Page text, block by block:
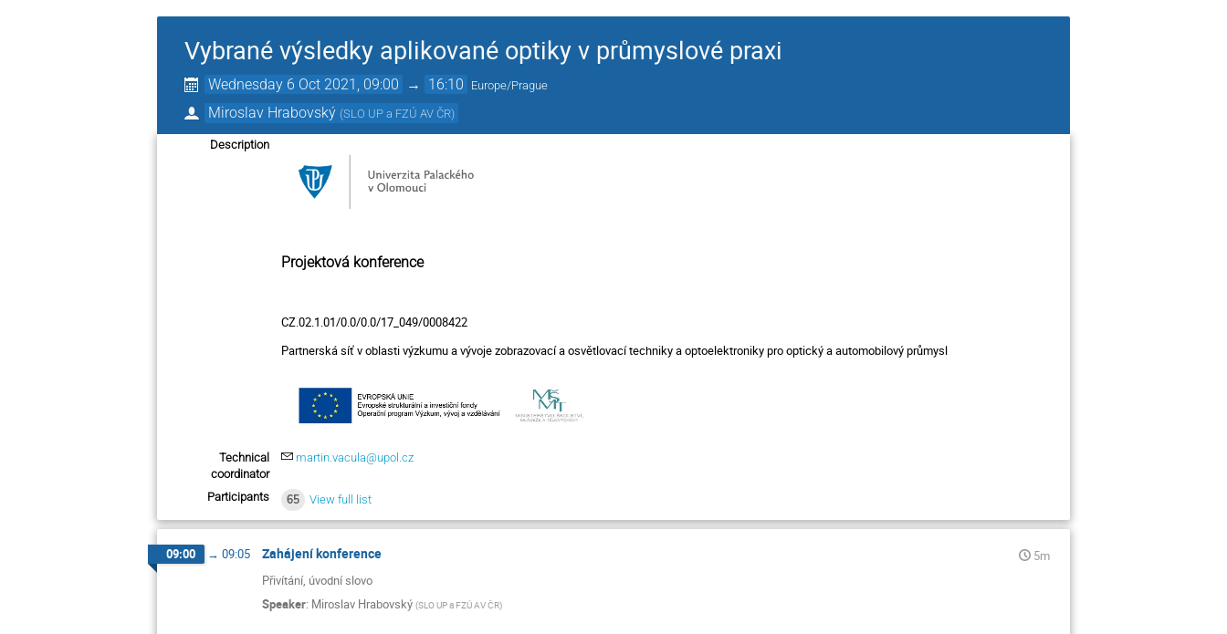
Vybrané výsledky aplikované optiky v průmyslové praxi
Wednesday 6 Oct 2021, 09:00 → 16:10 Europe/Prague
Miroslav Hrabovský (SLO UP a FZÚ AV ČR)
Description
Projektová konference
CZ.02.1.01/0.0/0.0/17_049/0008422
Partnerská síť v oblasti výzkumu a vývoje zobrazovací a osvětlovací techniky a optoelektroniky pro optický a automobilový průmysl
Technical
coordinator
martin.vacula@upol.cz
Participants 65 View full list
09:00 → 09:05 Zahájení konference
5m
Přivítání, úvodní slovo
Speaker: Miroslav Hrabovský (SLO UP a FZÚ AV ČR)